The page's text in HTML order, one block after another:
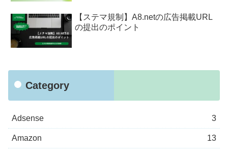
【ステマ規制】A8.netの広告掲載URL
の提出のポイント
Category
Adsense 3
Amazon 13